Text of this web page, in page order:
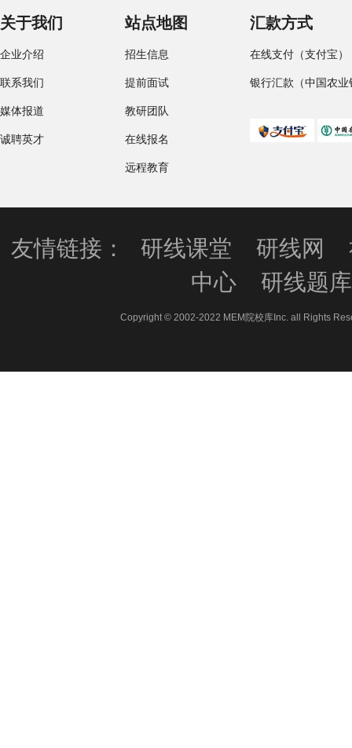
关于我们
企业介绍
联系我们
媒体报道
诚聘英才
站点地图
招生信息
提前面试
教研团队
在线报名
远程教育
汇款方式
在线支付（支付宝）
银行汇款（中国农业
友情链接： 研线课堂 研线网
中心
研线题库
Copyright © 2002-2022 MEM院校库Inc. all Rights